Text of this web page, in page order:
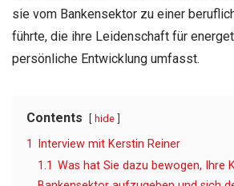
sie vom Bankensektor zu einer
führte, die ihre Leidenschaft für
persönliche Entwicklung umfasst.
Contents hide
1
Interview mit Kerstin Reiner
1.1 Was hat Sie dazu bewogen, Ihre